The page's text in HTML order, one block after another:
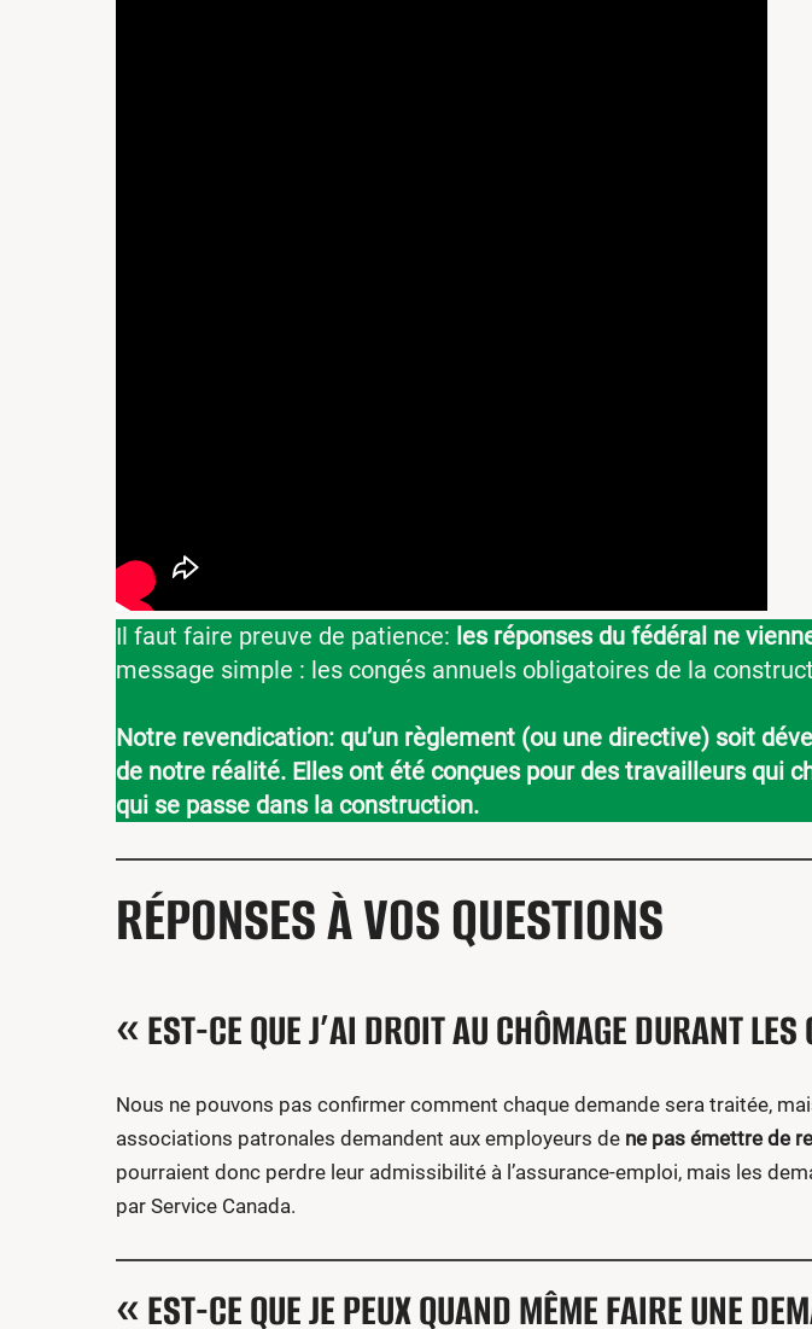
Il faut faire preuve de patience: les réponses du fédéral ne
message simple : les congés annuels obligatoires de la
Notre revendication: qu’un règlement (ou une directive) soit
de notre réalité. Elles ont été conçues pour des travailleurs qui
qui se passe dans la construction.
RÉPONSES À VOS QUESTIONS
« EST-CE QUE J’AI DROIT AU CHÔMAGE DURANT
Nous ne pouvons pas confirmer comment chaque demande sera traitée,
associations patronales demandent aux employeurs de ne pas émettre de
pourraient donc perdre leur admissibilité à l’assurance-emploi, mais les
par Service Canada.
« EST-CE QUE JE PEUX QUAND MÊME FAIRE UNE